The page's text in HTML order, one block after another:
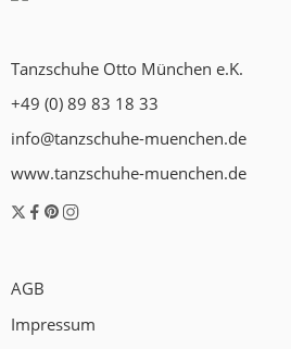
Tanzschuhe Otto München e.K.
+49 (0) 89 83 18 33
info@tanzschuhe-muenchen.de
www.tanzschuhe-muenchen.de
AGB
Impressum